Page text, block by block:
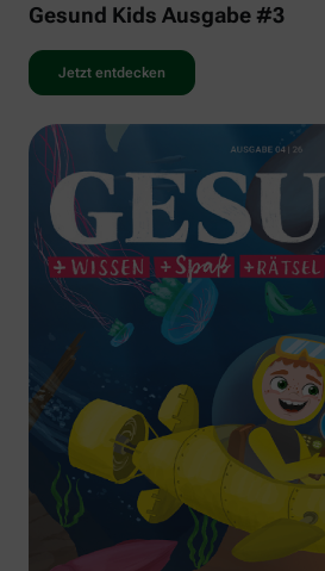
Gesund Kids Ausgabe #3
Jetzt entdecken